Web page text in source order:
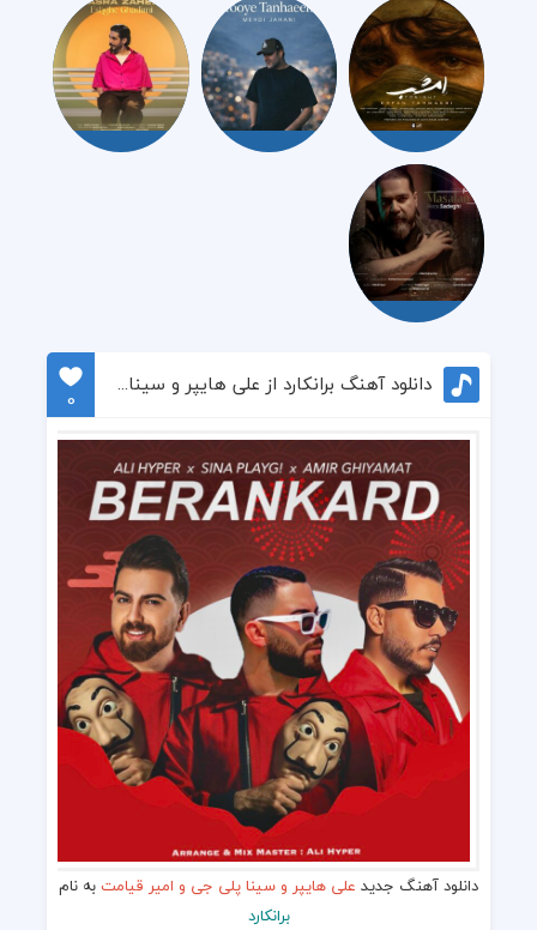
دانلود آهنگ برانکارد از علی هایپر و سینا پلی جی و امیر قیامت
0
دانلود آهنگ جدید علی هایپر و سینا پلی جی و امیر قیامت به نام
برانکارد